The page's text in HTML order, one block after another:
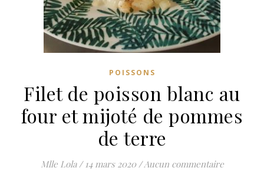
POISSONS
Filet de poisson blanc au
four et mijoté de pommes
de terre
Mlle Lola / 14 mars 2020 /Aucun commentaire